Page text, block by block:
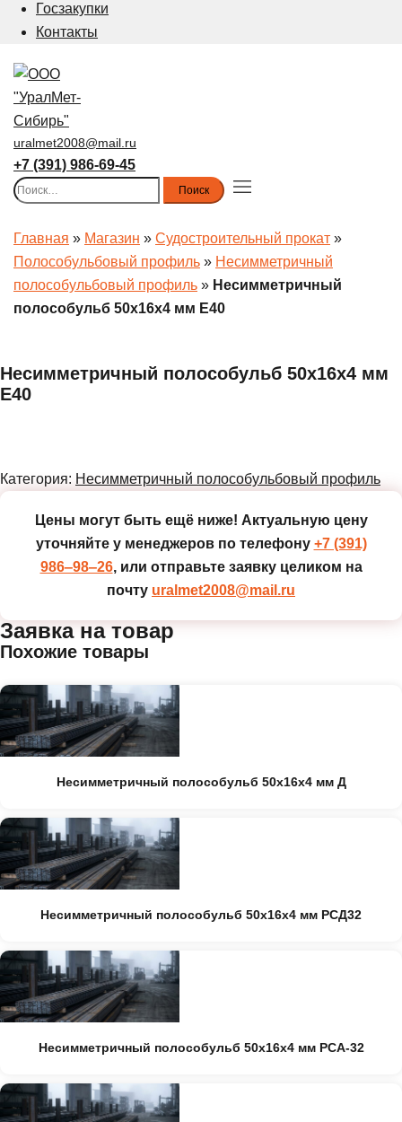
Госзакупки
Контакты
uralmet2008@mail.ru
+7 (391) 986-69-45
Найти:
Главная » Магазин » Судостроительный прокат »
Полособульбовый профиль » Несимметричный
полособульбовый профиль » Несимметричный
полособульб 50x16x4 мм E40
Несимметричный полособульб 50x16x4 мм
E40
Категория: Несимметричный полособульбовый профиль
Цены могут быть ещё ниже! Актуальную цену
уточняйте у менеджеров по телефону +7 (391)
986‒98‒26, или отправьте заявку целиком на
почту uralmet2008@mail.ru
Заявка на товар
Похожие товары
Несимметричный полособульб 50x16x4 мм Д
Несимметричный полособульб 50x16x4 мм РСД32
Несимметричный полособульб 50x16x4 мм РСА-32